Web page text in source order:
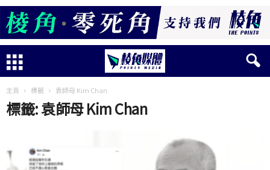
主頁 標籤 袁師母 Kim Chan
標籤: 袁師母 Kim Chan